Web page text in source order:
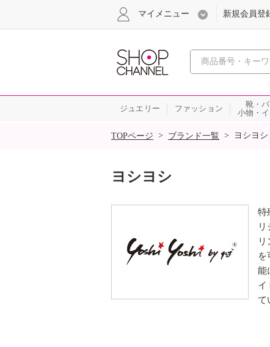
心おどる
マイメニュー 新規会員登
ジュエリー ファッション
靴・
小物・
SALE
TOPページ > ブランド一覧 > ヨシヨシ
ヨシヨシ
特
を
能
イ
て